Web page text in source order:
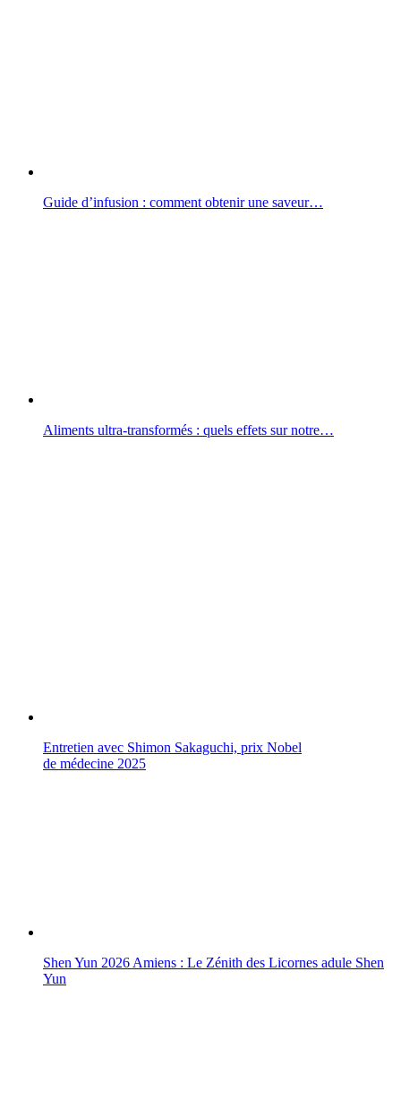
Guide d’infusion : comment obtenir une saveur…
Aliments ultra-transformés : quels effets sur notre…
Entretien avec Shimon Sakaguchi, prix Nobel
de médecine 2025
Shen Yun 2026 Amiens : Le Zénith des Licornes adule Shen
Yun